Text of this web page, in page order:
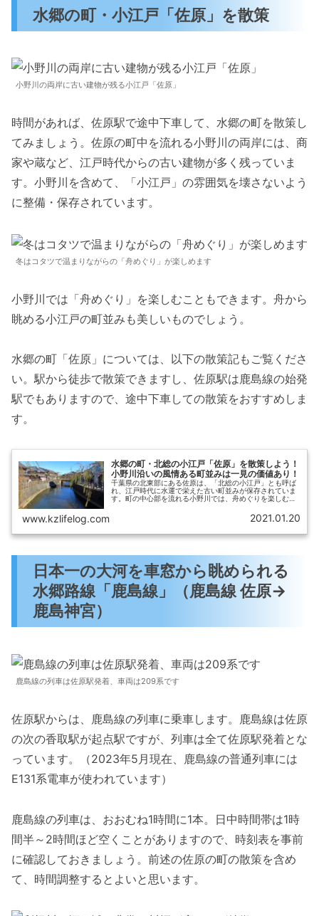
水郷の町・小江戸「佐原」を散策
小野川の両岸に古い建物が残る小江戸「佐原」
時間があれば、佐原駅で途中下車して、水郷の町を散策し
てみましょう。佐原の町中を流れる小野川の両岸には、商
家や蔵など、江戸時代からの古い建物が多く残っていま
す。小野川を含めて、「小江戸」の雰囲気を壊さないよう
に整備・保存されています。
冬はコタツで温まりながらの「舟めぐり」が楽しめます
小野川では「舟めぐり」を楽しむこともできます。舟から
眺める小江戸の町並みも美しいものでしょう。
水郷の町「佐原」については、以下の散策記もご覧くださ
い。駅から徒歩で散策できますし、佐原駅は鹿島線の始発
駅でもありますので、途中下車しての散策をおすすめしま
す。
水郷の町・北総の小江戸「佐原」を散策しよう！
小野川沿いの風情ある町並みは一見の価値あり！
千葉県の北東部にある佐原は、「北総の小江戸」とも呼ば
れ、江戸時代に水運で栄えた古い町並みが保存されていま
す。町の中心部を流れる小野川では、舟めぐりを楽しむこ
www.kzlifelog.com 2021.01.20
日本一の大河を車窓から眺められる
水郷路線「鹿島線」（鹿島線 佐原→
鹿島神宮）
鹿島線の列車は佐原駅発着、車両は209系です
佐原駅からは、鹿島線の列車に乗車します。鹿島線は佐原
の次の香取駅が起点駅ですが、列車は全て佐原駅発着とな
っています。（2023年5月現在、鹿島線の普通列車には
E131系電車が使われています）
鹿島線の列車は、おおむね1時間に1本。日中時間帯は1時
間半～2時間ほど空くことがありますので、時刻表を事前
に確認しておきましょう。前述の佐原の町の散策を含め
て、時間調整するとよいと思います。